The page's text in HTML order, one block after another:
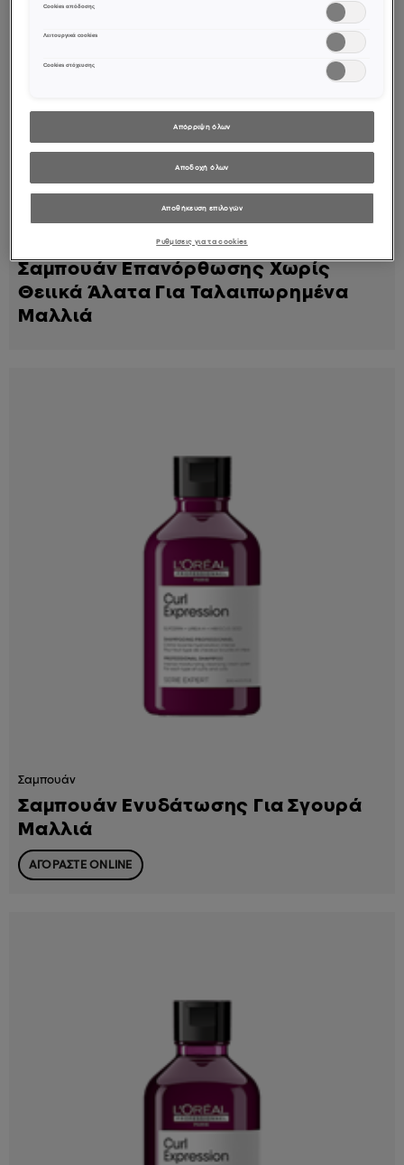
Σαμπουάν Επανόρθωσης Χωρίς
Θειικά Άλατα Για Ταλαιπωρημένα
Μαλλιά
Σαμπουάν
Σαμπουάν Ενυδάτωσης Για Σγουρά
Μαλλιά
ΑΓΟΡΑΣΤΕ ONLINE
Cookies απόδοσης
Λειτουργικά cookies
Cookies στόχευσης
Απόρριψη όλων
Αποδοχή όλων
Αποθήκευση επιλογών
Ρυθμίσεις για τα cookies